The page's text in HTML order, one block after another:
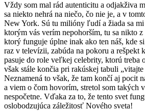
Vždy som mal rád autenticitu a odjakživa
sa niekto nehrá na niečo, čo nie je, a v
New York. Sú tu milióny ľudí a žiada sa
ktorým vás verím nepohorším, tu sa nikto
ktorý funguje úplne inak ako ten náš, kde
raz v televízii, zabúda na pokoru a rešpekt
pasuje do role veľkej celebrity, ktorú treba
však stále končia pri rakúskej tabuli
Neznamená to však, že tam končí aj pocit
a viem o čom hovorím, stretol som takých
nespočetne. Vďaka za to, že tento svet
oslobodzujúca záležitosť Nového sveta!